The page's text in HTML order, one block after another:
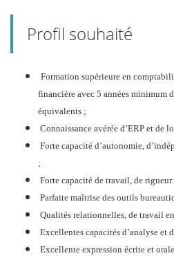
Profil souhaité
Formation supérieure en
financière avec 5 années minimum
équivalents ;
Connaissance avérée d’ERP et de
Forte capacité d’autonomie,
;
Forte capacité de travail, de
Parfaite maîtrise des outils
Qualités relationnelles, de travail
Excellentes capacités d’analyse et
Excellente expression écrite et